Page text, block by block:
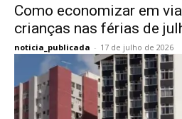
Como economizar em
crianças nas férias de
noticia_publicada - 17 de julho de 2026